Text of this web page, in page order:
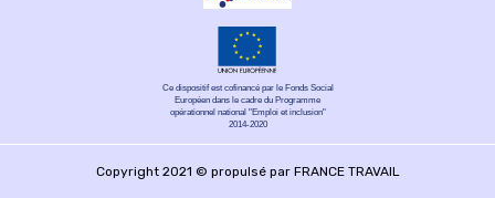
Ce dispositif est cofinancé par le Fonds Social
Européen dans le cadre du Programme
opérationnel national "Emploi et inclusion"
2014-2020
Copyright 2021 © propulsé par FRANCE TRAVAIL